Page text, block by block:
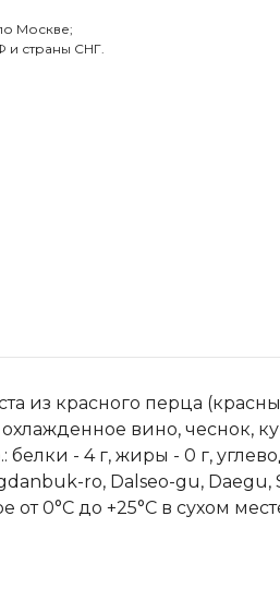
Москве;
и страны СНГ.
из красного перца
вино, чеснок,
- 4 г, жиры - 0 г,
ro, Dalseo-gu, Daegu,
от 0°С до +25°С в сухом